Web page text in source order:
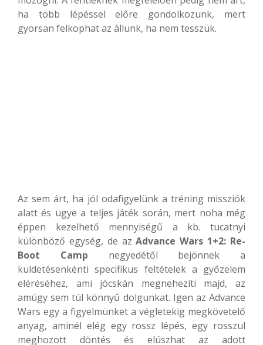
ha több lépéssel előre gondolkozunk, mert
gyorsan felkophat az állunk, ha nem tesszük.
Az sem árt, ha jól odafigyelünk a tréning missziók
alatt és ugye a teljes játék során, mert noha még
éppen kezelhető mennyiségű a kb. tucatnyi
különböző egység, de azAdvance Wars 1+2: Re-
Boot Camp negyedétől bejönnek a
küldetésenkénti specifikus feltételek a győzelem
eléréséhez, ami jócskán megnehezíti majd, az
amúgy sem túl könnyű dolgunkat. Igen az Advance
Wars egy a figyelmünket a végletekig megkövetelő
anyag, aminél elég egy rossz lépés, egy rosszul
meghozott döntés és elúszhat az adott